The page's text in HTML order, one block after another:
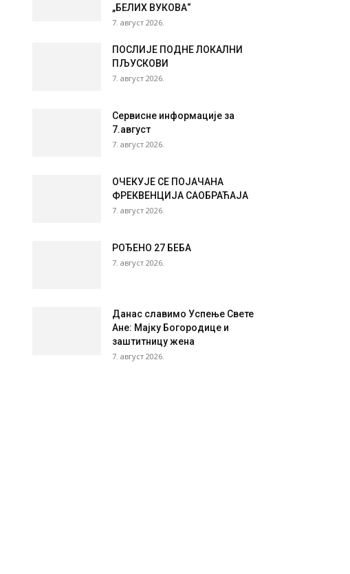
„БЕЛИХ ВУКОВА“
7. август 2026.
ПОСЛИЈЕ ПОДНЕ ЛОКАЛНИ
ПЉУСКОВИ
7. август 2026.
Сервисне информације за
7.август
7. август 2026.
ОЧЕКУЈЕ СЕ ПОЈАЧАНА
ФРЕКВЕНЦИЈА САОБРАЋАЈА
7. август 2026.
РОЂЕНО 27 БЕБА
7. август 2026.
Данас славимо Успење Свете
Ане: Мајку Богородице и
заштитницу жена
7. август 2026.